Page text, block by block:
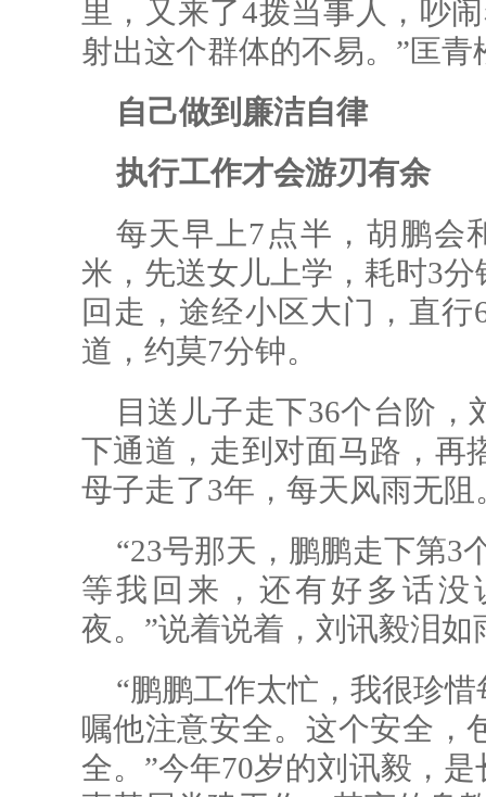
里，又来了4拨当事人，吵
射出这个群体的不易。”匡青
自己做到廉洁自律
执行工作才会游刃有余
每天早上7点半，胡鹏会
米，先送女儿上学，耗时3
回走，途经小区大门，直
道，约莫7分钟。
目送儿子走下36个台阶
下通道，走到对面马路，再
母子走了3年，每天风雨无阻
“23号那天，鹏鹏走下第3
等我回来，还有好多话没
夜。”说着说着，刘讯毅泪如
“鹏鹏工作太忙，我很珍
嘱他注意安全。这个安全，
全。”今年70岁的刘讯毅，